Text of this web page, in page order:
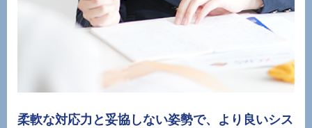
柔軟な対応力と妥協しない姿勢で、 より良いシス